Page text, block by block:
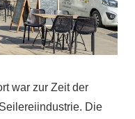
war zur Zeit der
Die